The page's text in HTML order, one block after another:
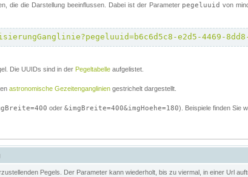
die die Darstellung beeinflussen. Dabei ist der Parameter pegeluuid von
e2d5-4469-
Die UUIDs sind in der Pegeltabelle aufgelistet.
astronomische Gezeitenganglinien gestrichelt dargestellt.
oder &imgBreite=400&imgHoehe=180). Beispiele finden Sie
Pegels. Der Parameter kann wiederholt, bis zu viermal, in einer Url